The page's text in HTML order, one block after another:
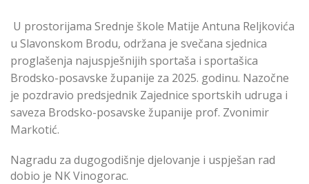
U prostorijama Srednje škole Matije Antuna Reljkovića
u Slavonskom Brodu, održana je svečana sjednica
proglašenja najuspješnijih sportaša i sportašica
Brodsko-posavske županije za 2025. godinu. Nazočne
je pozdravio predsjednik Zajednice sportskih udruga i
saveza Brodsko-posavske županije prof. Zvonimir
Markotić.
Nagradu za dugogodišnje djelovanje i uspješan rad
dobio je NK Vinogorac.